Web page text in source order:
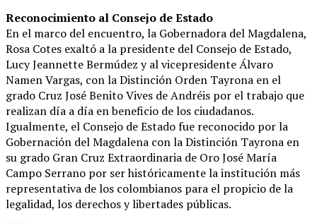
Reconocimiento al Consejo de Estado
En el marco del encuentro, la Gobernadora del Magdalena,
Rosa Cotes exaltó a la presidente del Consejo de Estado,
Lucy Jeannette Bermúdez y al vicepresidente Álvaro
Namen Vargas, con la Distinción Orden Tayrona en el
grado Cruz José Benito Vives de Andréis por el trabajo que
realizan día a día en beneficio de los ciudadanos.
Igualmente, el Consejo de Estado fue reconocido por la
Gobernación del Magdalena con la Distinción Tayrona en
su grado Gran Cruz Extraordinaria de Oro José María
Campo Serrano por ser históricamente la institución más
representativa de los colombianos para el propicio de la
legalidad, los derechos y libertades públicas.